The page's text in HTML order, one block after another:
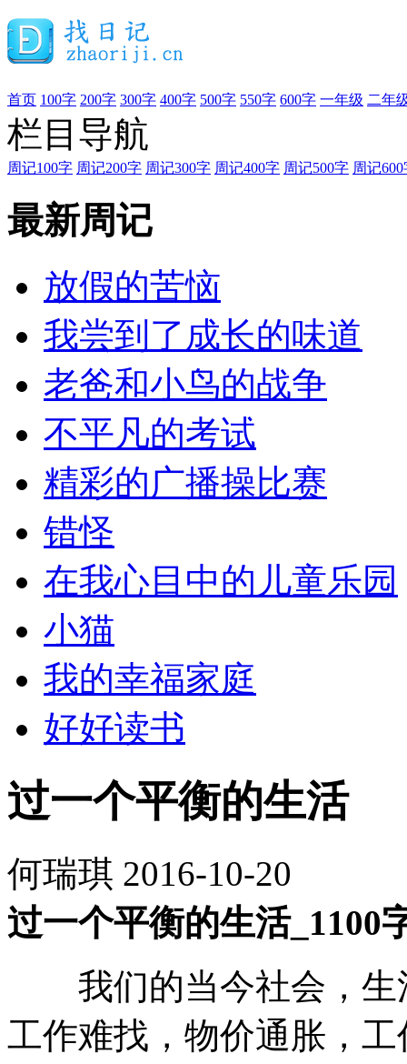
首页 100字 200字 300字 400字 500字 550字 600字 一年级 二年
栏目导航
周记100字 周记200字 周记300字 周记400字 周记500字 周记600
最新周记
放假的苦恼
我尝到了成长的味道
老爸和小鸟的战争
不平凡的考试
精彩的广播操比赛
错怪
在我心目中的儿童乐园
小猫
我的幸福家庭
好好读书
过一个平衡的生活
何瑞琪 2016-10-20
过一个平衡的生活_1100
我们的当今社会，生
工作难找，物价通胀，